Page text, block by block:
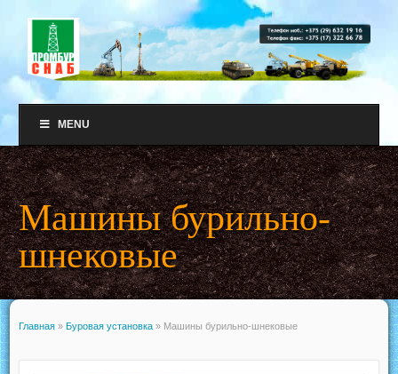
MENU
Машины бурильно-
шнековые
Главная » Буровая установка » Машины бурильно-шнековые